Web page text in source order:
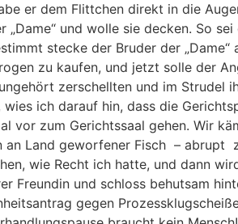
er dem Flittchen direkt in die
und wolle sie decken. So
stecke der Bruder der
zu kaufen, und jetzt solle der
zerschellten und im Strudel
ich darauf hin, dass die
vor zum Gerichtssaal gehen. Wir
Land geworfener Fisch – abrupt
wie Recht ich hatte, und dann
und schloss behutsam
gegen